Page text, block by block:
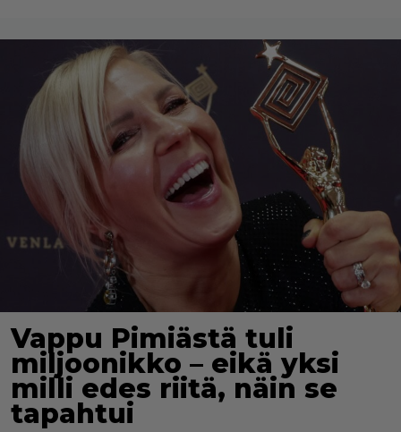
Vappu Pimiästä tuli
miljoonikko – eikä yksi
milli edes riitä, näin se
tapahtui